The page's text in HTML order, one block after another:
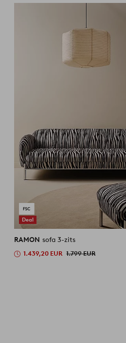
Deal
RAMON sofa 3-zits
1.439,20 EUR 1.799 EUR